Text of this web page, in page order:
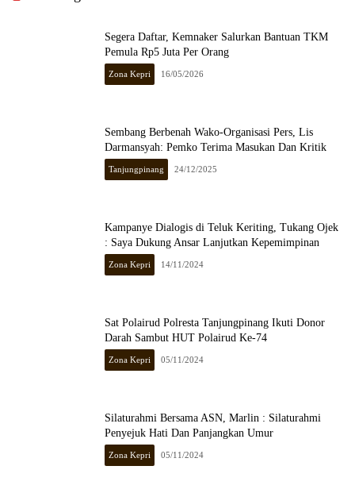
Segera Daftar, Kemnaker Salurkan Bantuan TKM
Pemula Rp5 Juta Per Orang
Zona Kepri 16/05/2026
Sembang Berbenah Wako-Organisasi Pers, Lis
Darmansyah: Pemko Terima Masukan Dan Kritik
Tanjungpinang 24/12/2025
Kampanye Dialogis di Teluk Keriting, Tukang Ojek
: Saya Dukung Ansar Lanjutkan Kepemimpinan
Zona Kepri 14/11/2024
Sat Polairud Polresta Tanjungpinang Ikuti Donor
Darah Sambut HUT Polairud Ke-74
Zona Kepri 05/11/2024
Silaturahmi Bersama ASN, Marlin : Silaturahmi
Penyejuk Hati Dan Panjangkan Umur
Zona Kepri 05/11/2024